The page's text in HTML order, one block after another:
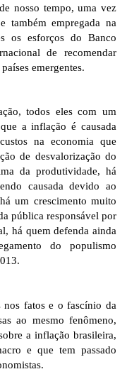
nosso tempo, uma vez
também empregada na
os esforços do Banco
de recomendar
emergentes.
todos eles com um
a inflação é causada
na economia que
de desvalorização do
da produtividade, há
causada devido ao
um crescimento muito
pública responsável por
há quem defenda ainda
do populismo
nos fatos e o fascínio da
ao mesmo fenômeno,
a inflação brasileira,
e que tem passado